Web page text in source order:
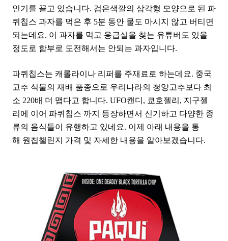
인기를 끌고 있습니다. 검은색깔의 삼각형 모양으로 된 파
퀴칩스 과자를 먹은 후 5분 동안 물도 마시지 않고 버티면
되는데요. 이 과자를 먹고 응급실을 찾는 유튜버도 있을
정도로 함부로 도전해서는 안되는 과자입니다.
파퀴칩스는 캐롤라이나 리퍼를 주재료로 하는데요. 중국
고추 식물의 재배 품종으로 우리나라의 청양고추보다 최
소 220배 더 맵다고 합니다. UFO캔디, 쿄호젤리, 지구젤
리에 이어 파퀴칩스 까지 등장하면서 신기하고 다양한 종
류의 음식들이 유행하고 있네요. 이제 아래 내용을 통
해 원칩챌린지 가격 및 자세한 내용을 알아보겠습니다.